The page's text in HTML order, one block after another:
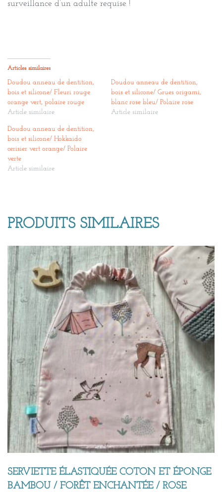
surveillance d’un adulte requise !
Articles similaires
Doudou anneau de dentition,
bois et silicone/ Fleuri rouge
orange vert, polaire rouge
Article similaire
Doudou anneau de dentition,
bois et silicone/ Grues origami,
blanc rose bleu/ Polaire rose
Article similaire
Doudou anneau de dentition,
bois et silicone/ Hokkaido
cerisier vert orange/ Polaire
verte
Article similaire
PRODUITS SIMILAIRES
SERVIETTE ÉLASTIQUÉE COTON ET ÉPONGE
BAMBOU / FORÊT ENCHANTÉE / ROSE